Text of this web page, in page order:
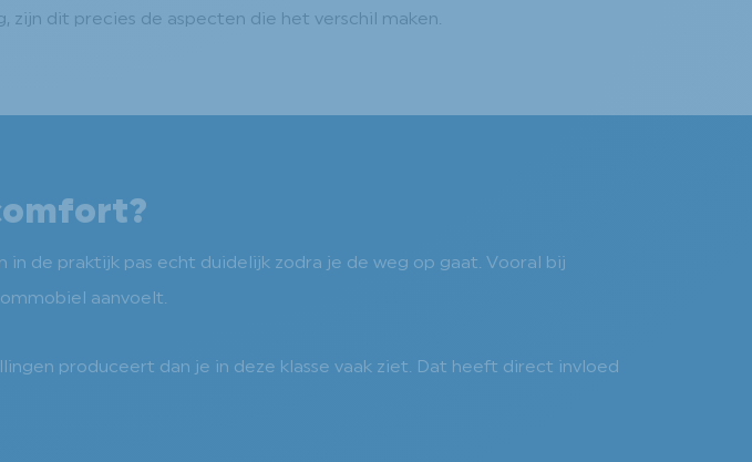
zijn dit precies de aspecten die het verschil maken.
de praktijk pas echt duidelijk zodra je de weg op gaat. Vooral bij
aanvoelt.
produceert dan je in deze klasse vaak ziet. Dat heeft direct invloed